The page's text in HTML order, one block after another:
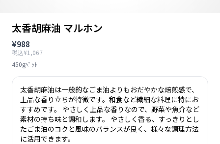
太香胡麻油 マルホン
¥988
税込¥1,067
450gﾍﾟｯﾄ
太香胡麻油は一般的なごま油よりもおだやかな焙煎感で、
上品な香り立ちが特徴です。和食など繊細な料理に特にお
すすめです。 やさしく上品な香りなので、野菜や魚介など
素材の持ち味と調和します。 やさしく香る、すっきりとし
たごま油のコクと風味のバランスが良く、様々な調理方法
に活用できます。